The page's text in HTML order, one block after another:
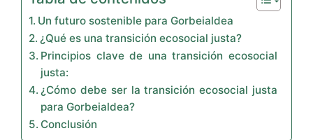
Un futuro sostenible para Gorbeialdea
¿Qué es una transición ecosocial justa?
Principios clave de una transición ecosocial
justa:
¿Cómo debe ser la transición ecosocial justa
para Gorbeialdea?
Conclusión